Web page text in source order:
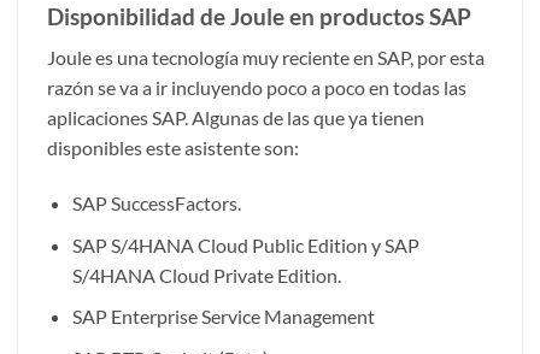
Disponibilidad de Joule en productos SAP
Joule es una tecnología muy reciente en SAP, por esta
razón se va a ir incluyendo poco a poco en todas las
aplicaciones SAP. Algunas de las que ya tienen
disponibles este asistente son:
SAP SuccessFactors.
SAP S/4HANA Cloud Public Edition y SAP
S/4HANA Cloud Private Edition.
SAP Enterprise Service Management